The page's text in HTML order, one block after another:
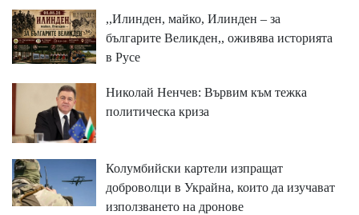
,,Илинден, майко, Илинден – за
българите Великден,, оживява историята
в Русе
Николай Ненчев: Вървим към тежка
политическа криза
Колумбийски картели изпращат
доброволци в Украйна, които да изучават
използването на дронове